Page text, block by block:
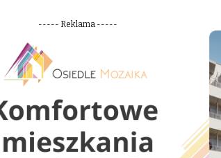
----- Reklama -----